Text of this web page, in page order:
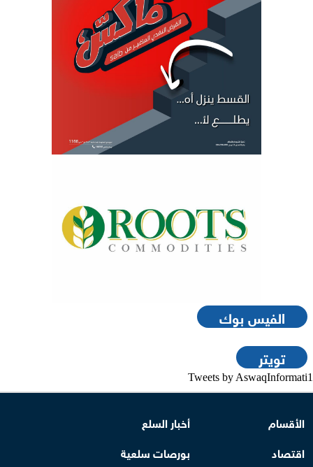
الفيس بوك
تويتر
Tweets by AswaqInformati1
الأقسام
أخبار السلع
اقتصاد
بورصات سلعية